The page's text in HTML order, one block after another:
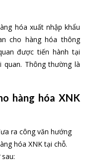
hóa xuất nhập khẩu
cho hàng hóa thông
được tiến hành tại
quan. Thông thường là
hàng hóa XNK
ra công văn hướng
hóa XNK tại chỗ.